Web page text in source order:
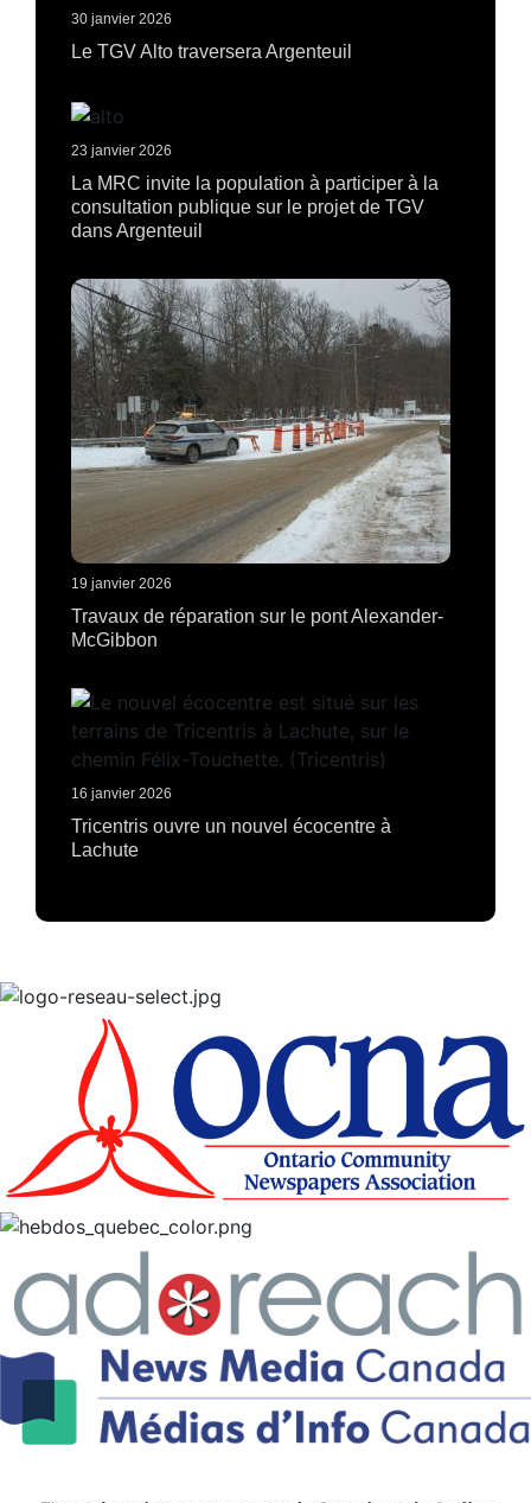
30 janvier 2026
Le TGV Alto traversera Argenteuil
23 janvier 2026
La MRC invite la population à participer à la
consultation publique sur le projet de TGV
dans Argenteuil
19 janvier 2026
Travaux de réparation sur le pont Alexander-
McGibbon
16 janvier 2026
Tricentris ouvre un nouvel écocentre à
Lachute